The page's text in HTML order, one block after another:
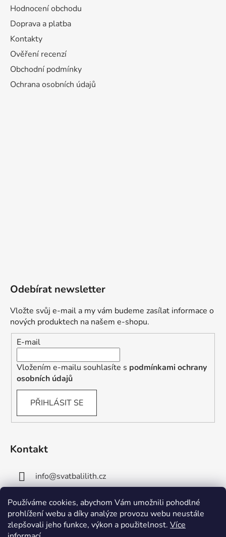
Používáme cookies, abychom Vám umožnili pohodlné
prohlížení webu a díky analýze provozu webu neustále
zlepšovali jeho funkce, výkon a použitelnost. Více
Hodnocení obchodu
Doprava a platba
Kontakty
Ověření recenzí
Obchodní podmínky
Ochrana osobních údajů
Odebírat newsletter
Vložte svůj e-mail a my vám budeme zasílat informace o
nových produktech na našem e-shopu.
E-mail
Vložením e-mailu souhlasíte s podmínkami ochrany
osobních údajů
PŘIHLÁSIT SE
Kontakt
info@svatbalilith.cz
+420 778 745 219
+420 778 770 784